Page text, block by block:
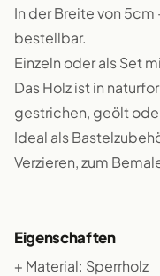
In der Breite von
bestellbar.
Einzeln oder als Set
Das Holz ist in
gestrichen, geölt
Ideal als
Verzieren, zum
Eigenschaften
+ Material: Sperrholz